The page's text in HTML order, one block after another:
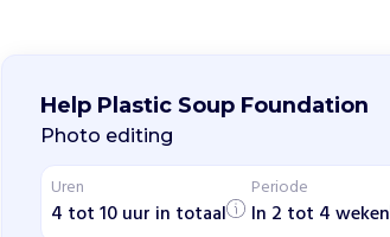
Help Plastic Soup Foundation
Photo editing
Uren
4 tot 10 uur in totaal
Periode
In 2 tot 4 weken